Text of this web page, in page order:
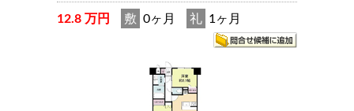
12.8 万円 敷 0ヶ月 礼 1ヶ月